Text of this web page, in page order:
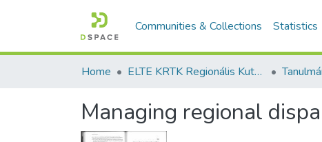
Communities & Collections Statistics
Home ELTE KRTK Regionális Kutatások Intézete
Managing regional